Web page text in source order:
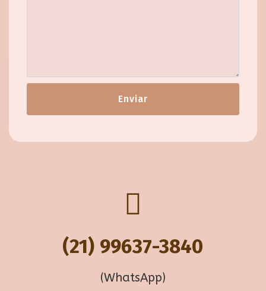
Enviar
(21) 99637-3840
(WhatsApp)